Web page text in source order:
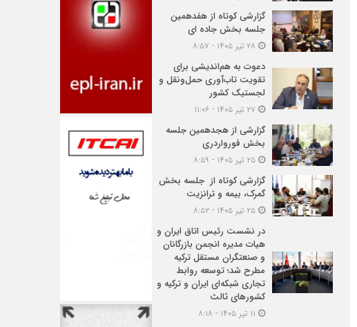
گزارشی کوتاه از هفدهمین
جلسه بخش جاده ای
دعوت به هم‌اندیشی برای
تقویت تاب‌آوری حمل‌ونقل و
لجستیک کشور
گزارشی از هجدهمین جلسه
بخش فورواردری
۲۵ تیر ۱۴۰۵ - ۸:۵۹
گزارشی کوتاه از جلسه بخش
گمرک، بیمه و ترانزیت
۲۵ تیر ۱۴۰۵ - ۸:۵۲
در نشست رئیس اتاق ایران و
هیات مدیره انجمن بازرگانان
و صنعتگران مستقل ترکیه
مطرح شد؛ توسعه روابط
تجاری شبکه‌ای ایران و ترکیه و
کشورهای ثالث